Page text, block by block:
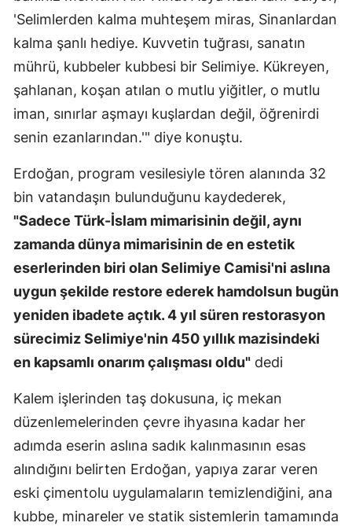
'Selimlerden kalma muhteşem miras, Sinanlardan
kalma şanlı hediye. Kuvvetin tuğrası, sanatın
mührü, kubbeler kubbesi bir Selimiye. Kükreyen,
şahlanan, koşan atılan o mutlu yiğitler, o mutlu
iman, sınırlar aşmayı kuşlardan değil, öğrenirdi
senin ezanlarından.'" diye konuştu.
Erdoğan, program vesilesiyle tören alanında 32
bin vatandaşın bulunduğunu kaydederek,
"Sadece Türk-İslam mimarisinin değil, aynı
zamanda dünya mimarisinin de en estetik
eserlerinden biri olan Selimiye Camisi'ni aslına
uygun şekilde restore ederek hamdolsun bugün
yeniden ibadete açtık. 4 yıl süren restorasyon
sürecimiz Selimiye'nin 450 yıllık mazisindeki
en kapsamlı onarım çalışması oldu" dedi
Kalem işlerinden taş dokusuna, iç mekan
düzenlemelerinden çevre ihyasına kadar her
adımda eserin aslına sadık kalınmasının esas
alındığını belirten Erdoğan, yapıya zarar veren
eski çimentolu uygulamaların temizlendiğini, ana
kubbe, minareler ve statik sistemlerin tamamında